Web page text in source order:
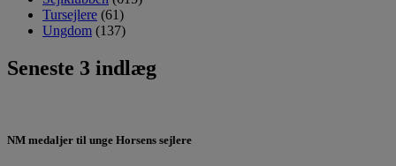
Tursejlere (61)
Ungdom (137)
Seneste 3 indlæg
NM medaljer til unge Horsens sejlere